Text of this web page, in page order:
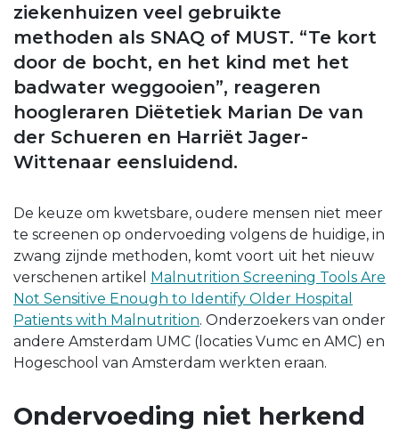
ziekenhuizen veel gebruikte
methoden als SNAQ of MUST. “Te kort
door de bocht, en het kind met het
badwater weggooien”, reageren
hoogleraren Diëtetiek Marian De van
der Schueren en Harriët Jager-
Wittenaar eensluidend.
De keuze om kwetsbare, oudere mensen niet meer
te screenen op ondervoeding volgens de huidige, in
zwang zijnde methoden, komt voort uit het nieuw
verschenen artikel
Malnutrition Screening Tools Are
Not Sensitive Enough to Identify Older Hospital
Patients with Malnutrition. Onderzoekers van onder
andere Amsterdam UMC (locaties Vumc en AMC) en
Hogeschool van Amsterdam werkten eraan.
Ondervoeding niet herkend